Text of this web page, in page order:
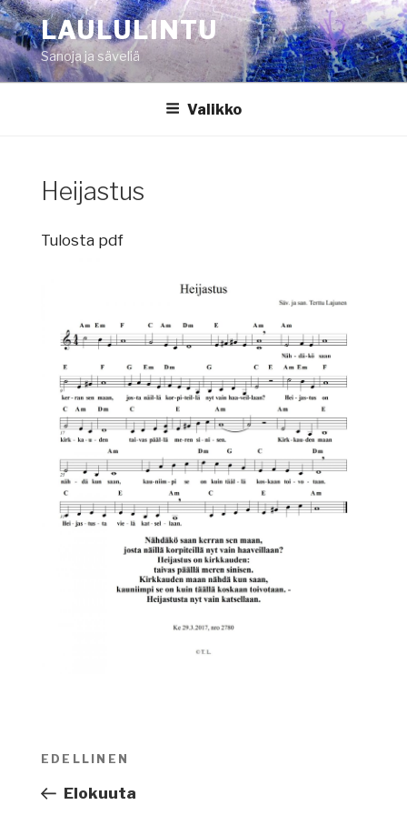
Siirry
sisältöönLAULULINTU
Sanoja ja säveliä
Valikko
Heijastus
Tulosta pdf
Artikkelien
Edellinen
artikkeli
EDELLINEN
Elokuuta